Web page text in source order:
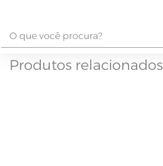
Produtos relacionados